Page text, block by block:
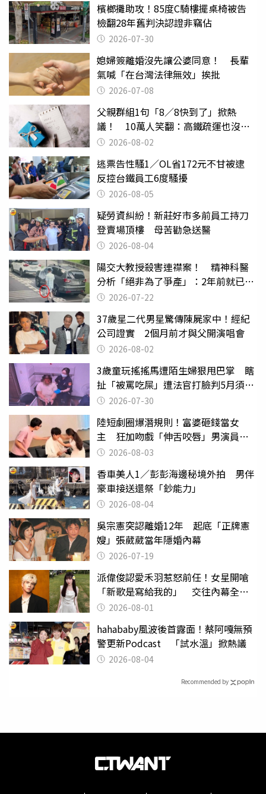
檳榔攤助攻！85度C騎樓擺桌椅被告
檢翻28年舊判決認證非竊佔
2026-07-30
媳婦簽離婚沒先讓公婆同意！ 長輩
氣喊「在台灣法律無效」挨批
2026-07-08
父親群組1句「8／8快到了」掀熱
議！ 10萬人笑翻：高鐵疏運也沒列
父親節
2026-08-02
逃票告性騷1／OL省172元不甘被逮
反控台鐵員工6度騷擾
2026-08-05
疑勞資糾紛！新莊好市多前員工持刀
登賣場頂樓 母苦勸急送醫
2026-08-04
陽交大教授殺害連襟案！ 精神科醫
分析「絕非為了爭產」：2年前就已言
行詭異
2026-07-22
37歲星二代男星驚傳陳屍家中！經紀
公司證實 2個月前才與父開演唱會
2026-08-02
3歲童玩搖搖馬遭陌生婦狠甩巴掌 瞎
扯「被罵吃屎」遭法官打臉判5月須入
監 2026-07-30
陸短劇圈爆潛規則！富婆砸錢當女
主 狂加吻戲「伸舌咬唇」男演員崩
潰 2026-08-03
香車美人1／彭彭海邊秘境外拍 男伴
豪車接送還祭「鈔能力」
2026-08-04
吳宗憲突認離婚12年 起底「正牌憲
嫂」張葳葳當年隱婚內幕
2026-07-19
派偉俊認愛禾羽惹怒前任！女星開嗆
「新歌是寫給我的」 交往內幕全說
了 2026-08-01
hahababy風波後首露面！蔡阿嘎無預
警更新Podcast 「試水溫」掀熱議
2026-08-04
Recommended by